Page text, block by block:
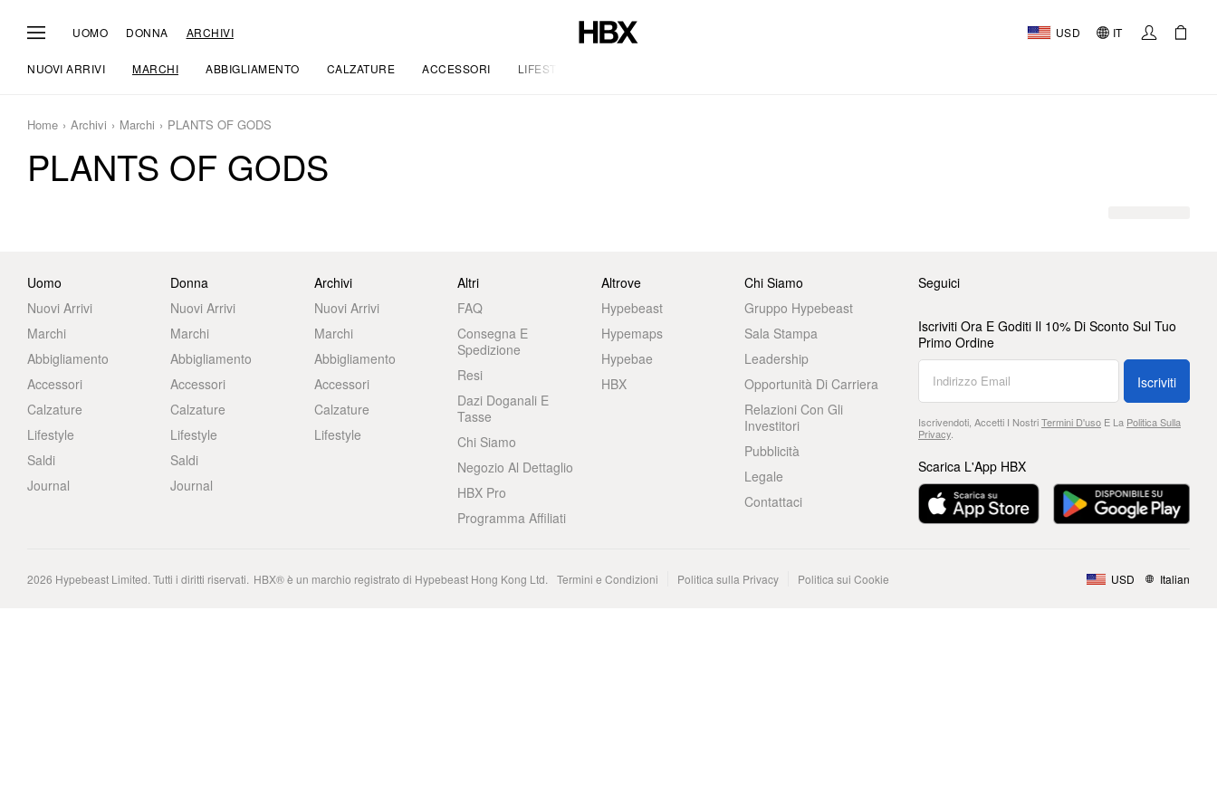
UOMO DONNA ARCHIVI USD IT
NUOVI ARRIVI MARCHI ABBIGLIAMENTO CALZATURE ACCESSORI LIFESTYLE
Home Archivi Marchi PLANTS OF GODS
PLANTS OF GODS
Uomo
Nuovi Arrivi
Marchi
Abbigliamento
Accessori
Calzature
Lifestyle
Saldi
Journal
Donna
Nuovi Arrivi
Marchi
Abbigliamento
Accessori
Calzature
Lifestyle
Saldi
Journal
Archivi
Nuovi Arrivi
Marchi
Abbigliamento
Accessori
Calzature
Lifestyle
Altri
FAQ
Consegna E
Spedizione
Resi
Dazi Doganali E
Tasse
Chi Siamo
Negozio Al Dettaglio
HBX Pro
Programma Affiliati
Altrove
Hypebeast
Hypemaps
Hypebae
HBX
Chi Siamo
Gruppo Hypebeast
Sala Stampa
Leadership
Opportunità Di Carriera
Relazioni Con Gli
Investitori
Pubblicità
Legale
Contattaci
Seguici
Iscriviti Ora E Goditi Il 10% Di Sconto Sul Tuo
Primo Ordine
Iscriviti
Iscrivendoti, Accetti I NostriTermini D'usoE La Politica Sulla
Privacy.
Scarica L'App HBX
2026 Hypebeast Limited. Tutti i diritti riservati. HBX® è un marchio registrato di Hypebeast Hong Kong Ltd. Termini e Condizioni Politica sulla Privacy Politica sui Cookie USD Italian